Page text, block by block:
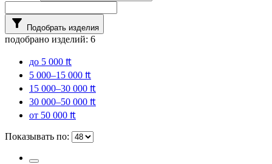
filter_alt Подобрать изделия
подобрано изделий: 6
до 5 000 ₶
5 000–15 000 ₶
15 000–30 000 ₶
30 000–50 000 ₶
от 50 000 ₶
Показывать по: